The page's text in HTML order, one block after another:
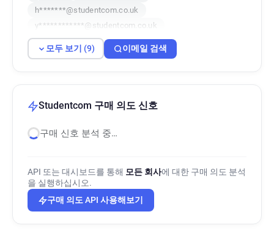
h*******@studentcom.co.uk
y************@studentcom.co.uk
i*****@studentcom.co.uk
s********@studentcom.co.uk
모두 보기 (9) 이메일 검색
Studentcom 구매 의도 신호
구매 신호 분석 중…
API 또는 대시보드를 통해 모든 회사에 대한 구매 의도 분석
을 실행하십시오.
구매 의도 API 사용해보기